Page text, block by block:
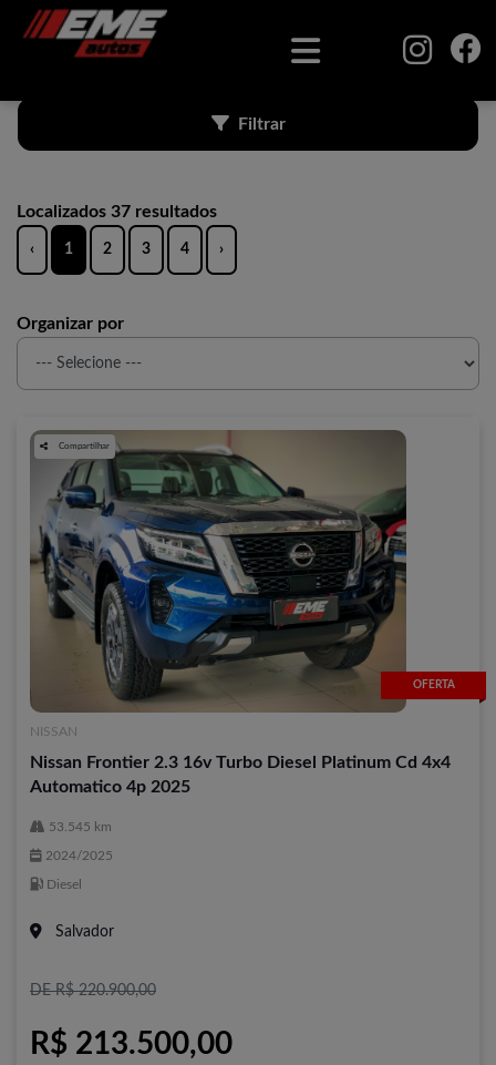
Localizados 37 resultados
‹ 1 2 3 4 ›
Filtrar
Organizar por
OFERTA
Compartilhar
NISSAN
Nissan Frontier 2.3 16v Turbo Diesel Platinum Cd 4x4
Automatico 4p 2025
53.545 km
2024/2025
Diesel
Salvador
DE R$ 220.900,00
R$ 213.500,00